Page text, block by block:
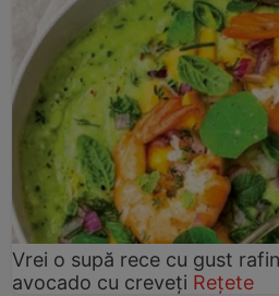
Vrei o supă rece cu gust
avocado cu creveți Rețete